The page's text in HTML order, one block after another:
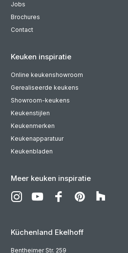
Jobs
Brochures
Contact
Keuken inspiratie
Online keukenshowroom
Gerealiseerde keukens
Showroom-keukens
Keukenstijlen
Keukenmerken
Keukenapparatuur
Keukenbladen
Meer keuken inspiratie
Küchenland Ekelhoff
Bentheimer Str. 259